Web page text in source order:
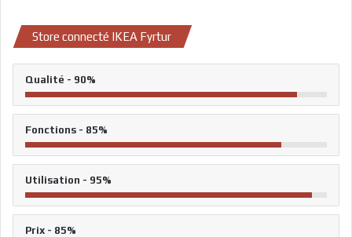
Store connecté IKEA Fyrtur
Qualité - 90%
Fonctions - 85%
Utilisation - 95%
Prix - 85%